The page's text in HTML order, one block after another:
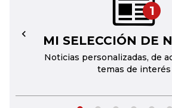
1
MI SELECCIÓN DE
Noticias personalizadas, de
temas de interés
←